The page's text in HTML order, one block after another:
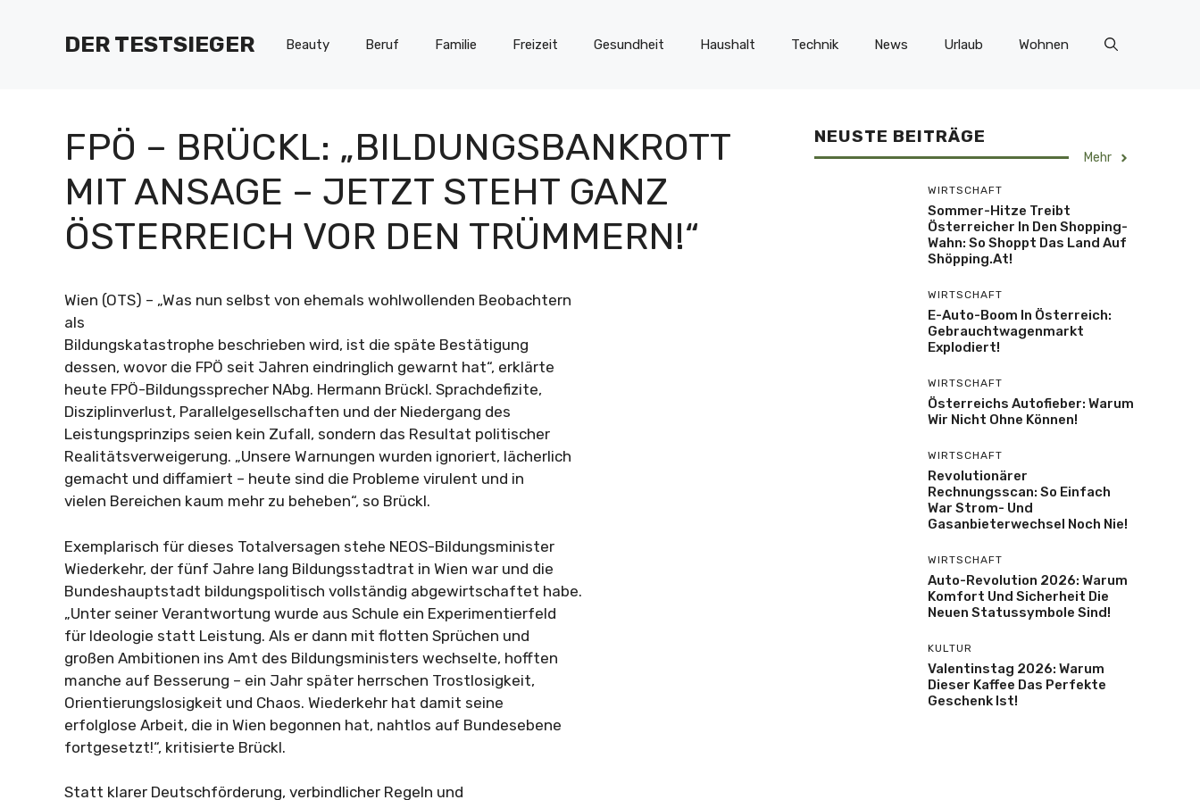
DER TESTSIEGER Beauty Beruf Familie Freizeit Gesundheit Haushalt Technik News Urlaub Wohnen
FPÖ – BRÜCKL: „BILDUNGSBANKROTT
MIT ANSAGE – JETZT STEHT GANZ
ÖSTERREICH VOR DEN TRÜMMERN!“
Wien (OTS) – „Was nun selbst von ehemals wohlwollenden Beobachtern
als
Bildungskatastrophe beschrieben wird, ist die späte Bestätigung
dessen, wovor die FPÖ seit Jahren eindringlich gewarnt hat“, erklärte
heute FPÖ-Bildungssprecher NAbg. Hermann Brückl. Sprachdefizite,
Disziplinverlust, Parallelgesellschaften und der Niedergang des
Leistungsprinzips seien kein Zufall, sondern das Resultat politischer
Realitätsverweigerung. „Unsere Warnungen wurden ignoriert, lächerlich
gemacht und diffamiert – heute sind die Probleme virulent und in
vielen Bereichen kaum mehr zu beheben“, so Brückl.
Exemplarisch für dieses Totalversagen stehe NEOS-Bildungsminister
Wiederkehr, der fünf Jahre lang Bildungsstadtrat in Wien war und die
Bundeshauptstadt bildungspolitisch vollständig abgewirtschaftet habe.
„Unter seiner Verantwortung wurde aus Schule ein Experimentierfeld
für Ideologie statt Leistung. Als er dann mit flotten Sprüchen und
großen Ambitionen ins Amt des Bildungsministers wechselte, hofften
manche auf Besserung – ein Jahr später herrschen Trostlosigkeit,
Orientierungslosigkeit und Chaos. Wiederkehr hat damit seine
erfolglose Arbeit, die in Wien begonnen hat, nahtlos auf Bundesebene
fortgesetzt!“, kritisierte Brückl.
Statt klarer Deutschförderung, verbindlicher Regeln und
NEUSTE BEITRÄGE
Mehr
WIRTSCHAFT
Sommer-Hitze Treibt
Österreicher In Den Shopping-
Wahn: So Shoppt Das Land Auf
Shöpping.at!
WIRTSCHAFT
E-Auto-Boom In Österreich:
Gebrauchtwagenmarkt
Explodiert!
WIRTSCHAFT
Österreichs Autofieber: Warum
Wir Nicht Ohne Können!
WIRTSCHAFT
Revolutionärer
Rechnungsscan: So Einfach
War Strom- Und
Gasanbieterwechsel Noch Nie!
WIRTSCHAFT
Auto-Revolution 2026: Warum
Komfort Und Sicherheit Die
Neuen Statussymbole Sind!
KULTUR
Valentinstag 2026: Warum
Dieser Kaffee Das Perfekte
Geschenk Ist!